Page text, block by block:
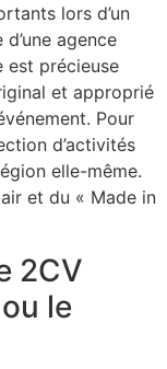
lors d’un
agence
est précieuse
et approprié
Pour
d’activités
elle-même.
et du « Made in
2CV
le